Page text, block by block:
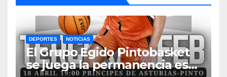
DEPORTES NOTICIAS
El Grupo Egido Pintobasket
se juega la permanencia este